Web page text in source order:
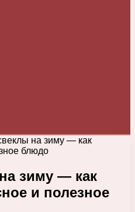
на зиму — как
блюдо
зиму — как
и полезное